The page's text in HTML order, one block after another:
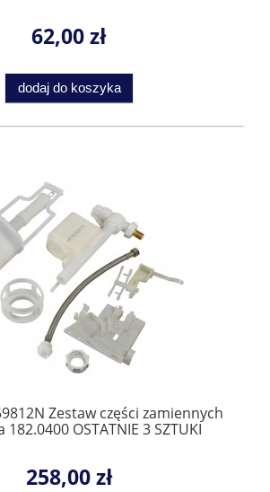
62,00 zł
dodaj do koszyka
Zestaw części zamiennych
182.0400 OSTATNIE 3 SZTUKI
258,00 zł